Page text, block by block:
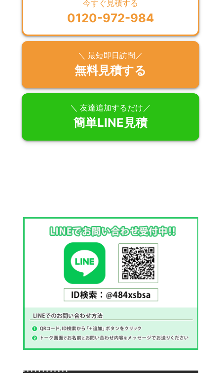
今すぐ見積する
0120-972-984
＼ 最短即日訪問／
無料見積する
＼ 友達追加するだけ／
簡単LINE見積